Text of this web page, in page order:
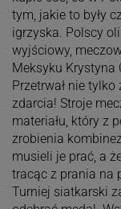
tym, jakie to były
igrzyska. Polscy
wyjściowy,
Meksyku Krystyna
Przetrwał nie
zdarcia! Stroje
materiału, który z
zrobienia
musieli je prać, a
tracąc z prania na
Turniej siatkarski